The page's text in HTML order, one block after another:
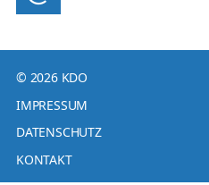
© 2026 KDO
IMPRESSUM
DATENSCHUTZ
KONTAKT